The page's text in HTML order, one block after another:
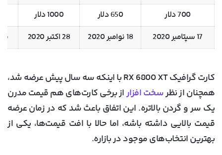
700 دلار
650 دلار 1000 دلار
17 سپتامبر 2020
18 نوامبر 2020 28 اکتبر 2020
کارت گرافیک RX 6800 XT با اینکه سه سال پیش عرضه شد،
همچنان از نظرسخت افزاراز برخی کارت‌های هم قیمت مدرن
یک سر و گردن بالاتره. این اتفاق باعث شد که در زمان عرضه
قیمت بالایی داشته باشه، اما حالا با افت قیمت‌ها، یکی از
بهترین انتخاب‌های موجود در بازاره.